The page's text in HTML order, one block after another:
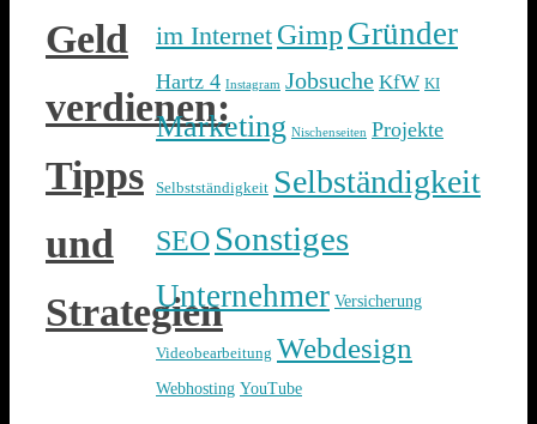
Geld
verdienen:
Tipps
und
Strategien
im Internet Gimp Gründer
Hartz 4 Instagram Jobsuche KfW KI
Marketing Nischenseiten Projekte
Selbstständigkeit Selbständigkeit
SEO Sonstiges
Unternehmer Versicherung
Videobearbeitung Webdesign
Webhosting YouTube